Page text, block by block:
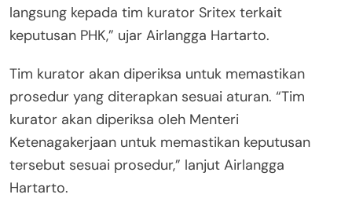
langsung kepada tim kurator Sritex terkait
keputusan PHK,” ujar Airlangga Hartarto.
Tim kurator akan diperiksa untuk memastikan
prosedur yang diterapkan sesuai aturan. “Tim
kurator akan diperiksa oleh Menteri
Ketenagakerjaan untuk memastikan keputusan
tersebut sesuai prosedur,” lanjut Airlangga
Hartarto.